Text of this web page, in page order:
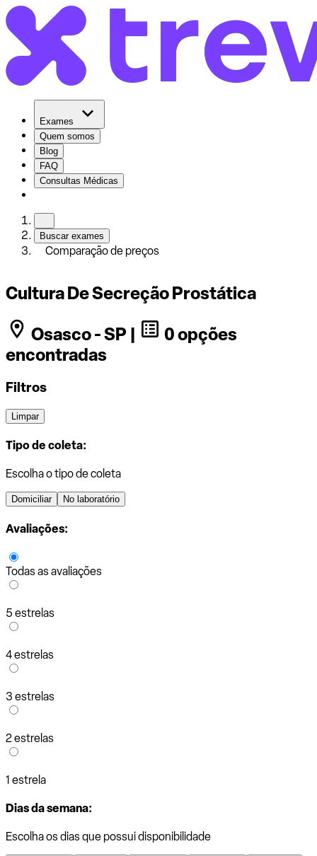
Exames
Quem somos
Blog
FAQ
Consultas Médicas
Buscar exames
Comparação de preços
Cultura De Secreção Prostática
Osasco - SP |
0 opções
encontradas
Filtros
Limpar
Tipo de coleta:
Escolha o tipo de coleta
Domiciliar No laboratório
Avaliações:
Todas as avaliações
5 estrelas
4 estrelas
3 estrelas
2 estrelas
1 estrela
Dias da semana:
Escolha os dias que possui disponibilidade